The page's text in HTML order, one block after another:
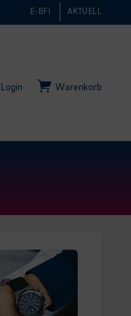
E-BFI AKTUELL
Login Warenkorb